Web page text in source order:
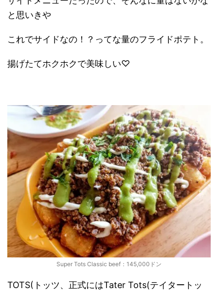
と思いきや
これでサイドなの！？ってな量のフライドポテト。
揚げたてホクホクで美味しい♡
Super Tots Classic beef：145,000ドン
TOTS(トッツ、正式にはTater Tots(テイタートッ